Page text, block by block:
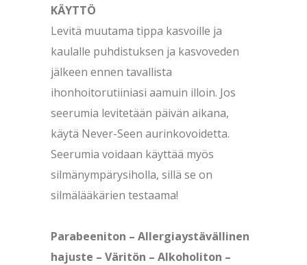
KÄYTTÖ
Levitä muutama tippa kasvoille ja
kaulalle puhdistuksen ja kasvoveden
jälkeen ennen tavallista
ihonhoitorutiiniasi aamuin illoin. Jos
seerumia levitetään päivän aikana,
käytä Never-Seen aurinkovoidetta.
Seerumia voidaan käyttää myös
silmänympärysiholla, sillä se on
silmälääkärien testaama!
Parabeeniton – Allergiaystävällinen
hajuste – Väritön – Alkoholiton –